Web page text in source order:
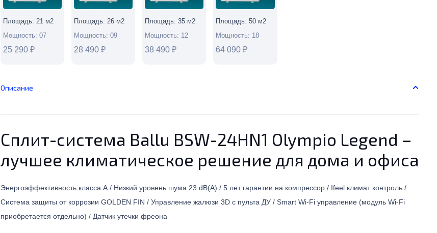
Площадь: 21 м2
Мощность: 07
25 290 ₽
Площадь: 26м2
Мощность: 09
28 490 ₽
Площадь:35 м2
Мощность: 12
38 490₽
Площадь:50 м2
Мощность: 18
64 090₽
Описание
Сплит-система Ballu BSW-24HN1 Olympio Legend –
лучшее климатическое решение для дома и офиса
Энергоэффективность класса А / Низкий уровень шума 23 dB(A) / 5 лет гарантии на компрессор / Ifeel климат контроль /
Система защиты от коррозии GOLDEN FIN / Управление жалюзи 3D с пульта ДУ / Smart Wi-Fi управление (модуль Wi-Fi
приобретается отдельно) / Датчик утечки фреона